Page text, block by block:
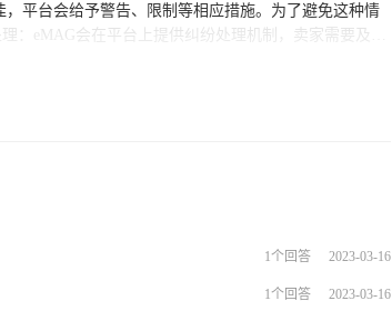
平台会给予警告、限制等相应措施。为了避免这种情
相应的处理结果。 3. 店铺异常：例如涉
1个回答 2023-03-16
1个回答 2023-03-16